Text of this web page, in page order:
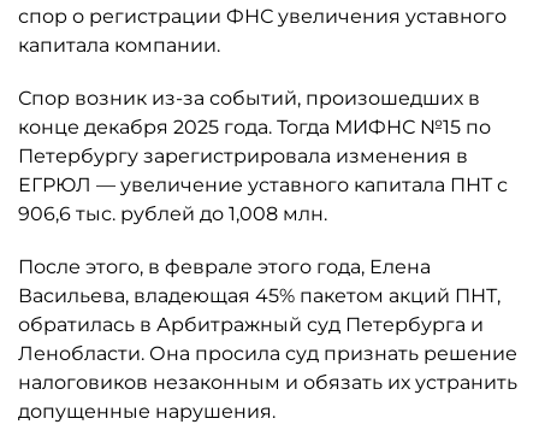
спор о регистрации ФНС увеличения уставного
капитала компании.
Спор возник из-за событий, произошедших в
конце декабря 2025 года. Тогда МИФНС №15 по
Петербургу зарегистрировала изменения в
ЕГРЮЛ — увеличение уставного капитала ПНТ с
906,6 тыс. рублей до 1,008 млн.
После этого, в феврале этого года, Елена
Васильева, владеющая 45% пакетом акций ПНТ,
обратилась в Арбитражный суд Петербурга и
Ленобласти. Она просила суд признать решение
налоговиков незаконным и обязать их устранить
допущенные нарушения.